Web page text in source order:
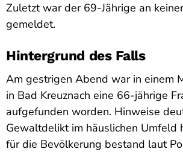
Zuletzt war der 69-Jährige an
gemeldet.
Hintergrund des Falls
Am gestrigen Abend war in einem
in Bad Kreuznach eine 66-jährige
aufgefunden worden. Hinweise
Gewaltdelikt im häuslichen Umfeld
für die Bevölkerung bestand laut